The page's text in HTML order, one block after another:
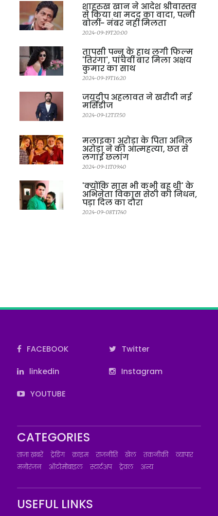
शाहरुख खान ने आदेश श्रीवास्तव
से किया था मदद का वादा, पत्नी
बोलीं- नंबर नहीं मिलता
2024-09-19T20:00
तापसी पन्नू के हाथ लगी फिल्म
'तिरंगा', पांचवीं बार मिला अक्षय
कुमार का साथ
2024-09-19T16:20
जयदीप अहलावत ने खरीदी नई
मर्सिडीज
2024-09-12T17:50
मलाइका अरोड़ा के पिता अनिल
अरोड़ा ने की आत्महत्या, छत से
लगाई छलांग
2024-09-11T09:40
'क्योंकि सास भी कभी बहू थी' के
अभिनेता विकास सेठी का निधन,
पड़ा दिल का दौरा
2024-09-08T17:40
FACEBOOK
Twitter
linkedin
Instagram
YOUTUBE
CATEGORIES
ताज़ा ख़बरें ट्रेंडिंग क्राइम राजनीति खेल तकनीकी
व्यापार
मनोरंजन
ऑटोमोबाइल स्टार्टअप ट्रेवल अन्य
USEFUL LINKS